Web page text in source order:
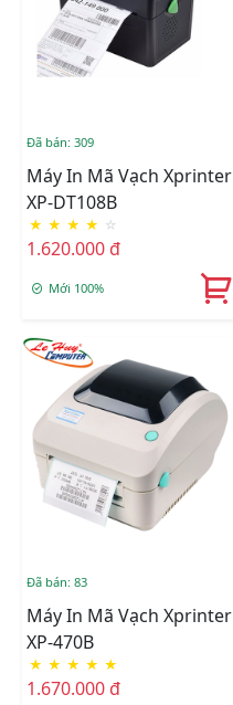
Đã bán: 309
Máy In Mã Vạch Xprinter
XP-DT108B
★ ★ ★ ★ ☆
1.620.000 đ
Mới 100%
Đã bán: 83
Máy In Mã Vạch Xprinter
XP-470B
★ ★ ★ ★ ★
1.670.000 đ